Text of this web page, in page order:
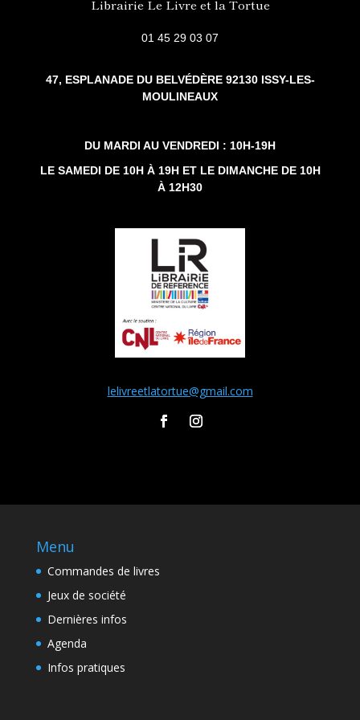
Librairie Le Livre et la Tortue
01 45 29 03 07
47, ESPLANADE DU BELVÉDÈRE 92130 ISSY-LES-
MOULINEAUX
DU MARDI AU VENDREDI : 10H-19H
LE SAMEDI DE 10H À 19H ET LE DIMANCHE DE 10H
À 12H30
lelivreetlatortue@gmail.com
Menu
Commandes de livres
Jeux de société
Dernières infos
Agenda
Infos pratiques